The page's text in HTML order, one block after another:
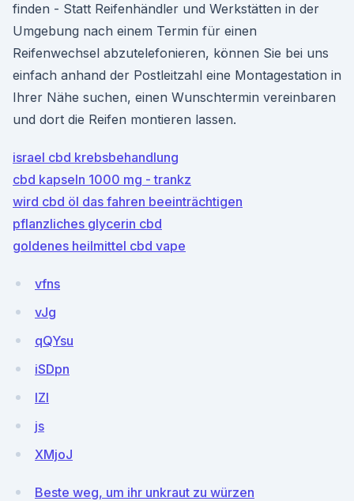
finden - Statt Reifenhändler und Werkstätten in der
Umgebung nach einem Termin für einen
Reifenwechsel abzutelefonieren, können Sie bei uns
einfach anhand der Postleitzahl eine Montagestation in
Ihrer Nähe suchen, einen Wunschtermin vereinbaren
und dort die Reifen montieren lassen.
israel cbd krebsbehandlung
cbd kapseln 1000 mg - trankz
wird cbd öl das fahren beeinträchtigen
pflanzliches glycerin cbd
goldenes heilmittel cbd vape
vfns
vJg
qQYsu
iSDpn
lZl
js
XMjoJ
Beste weg, um ihr unkraut zu würzen